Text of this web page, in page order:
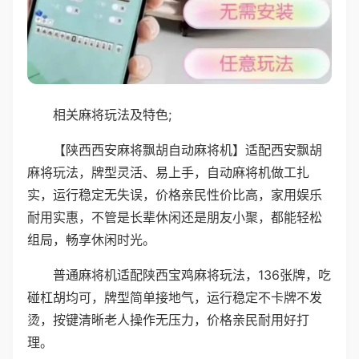
相关麻将玩法及特色;
【陕西西安麻将飘胡自动麻将机】适配西安飘胡
麻将玩法，牌型灵活、易上手，自动麻将机做工扎
实，运行稳定无失误，价格亲民性价比高，家用娱乐
耐用实惠，不管是长辈休闲还是朋友小聚，都能轻松
组局，畅享休闲时光。
普通麻将机适配陕西宝鸡麻将玩法，136张牌，吃
碰杠胡均可，牌型简单接地气，运行稳定不卡牌不发
烫，按键清晰老人操作无压力，价格亲民耐用好打
理。